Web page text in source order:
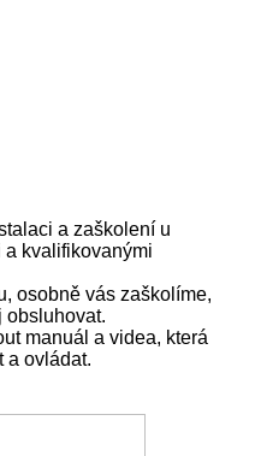
a zaškolení u
kvalifikovanými
osobně vás zaškolíme,
obsluhovat.
manuál a videa, která
a ovládat.